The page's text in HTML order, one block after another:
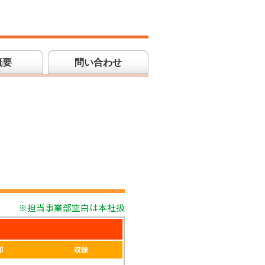
要 問い合わせ
※担当事業部空白は本社扱
収録